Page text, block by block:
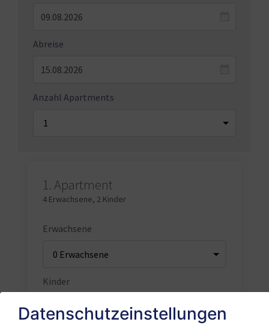
Abreise
Anzahl Apartments
1.Apartment
4 Erwachsene, 2 Kinder
Erwachsene
Kinder
Datenschutzeinstellungen